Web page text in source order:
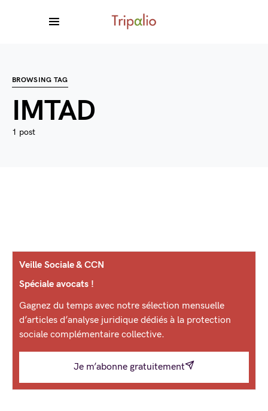
BROWSING TAG
IMTAD
1 post
Veille Sociale & CCN
Spéciale avocats !
Gagnez du temps avec notre sélection mensuelle
d’articles d’analyse juridique dédiés à la protection
sociale complémentaire collective.
Je m’abonne gratuitement